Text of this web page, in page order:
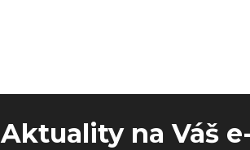
Aktuality na Váš